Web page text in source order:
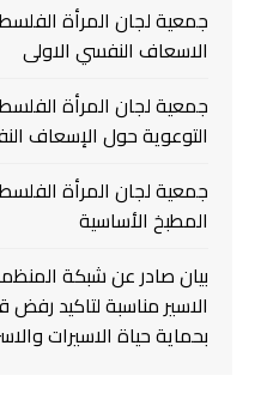
جمعية لجان المرأة
الاسعاف النفسي الاولى
جمعية لجان المرأة
التوعوية حول الإسعاف
المطبخ الأساسية
بيان صادر عن شبكة
الاسير مناسبة لتاكيد رفض
بحماية حياة الاسيرات